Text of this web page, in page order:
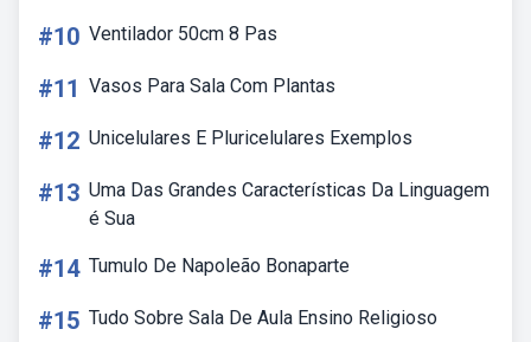
#10 Ventilador 50cm 8 Pas
#11 Vasos Para Sala Com Plantas
#12 Unicelulares E Pluricelulares Exemplos
#13 Uma Das Grandes Características Da Linguagem
é Sua
#14 Tumulo De Napoleão Bonaparte
#15 Tudo Sobre Sala De Aula Ensino Religioso